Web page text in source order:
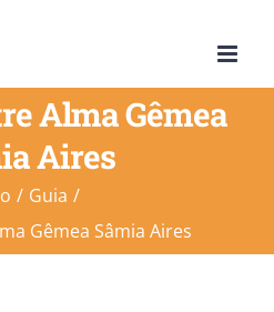
Alma Gêmea
Aires
Guia
Gêmea Sâmia Aires